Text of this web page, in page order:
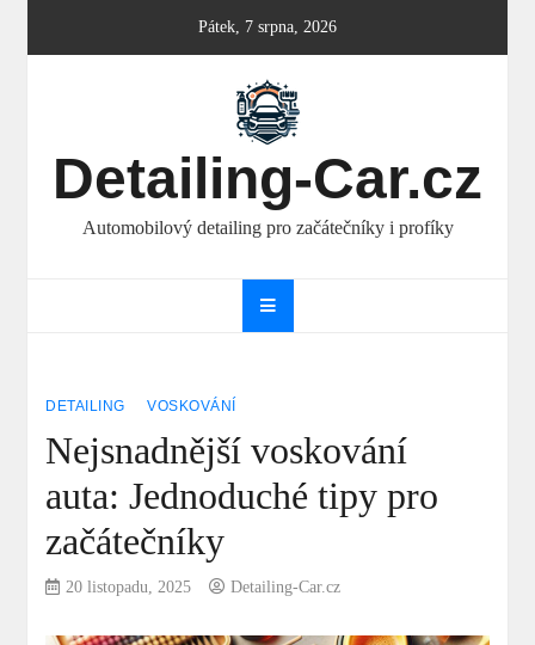
Pátek, 7 srpna, 2026
Detailing-Car.cz
Automobilový detailing pro začátečníky i profíky
DETAILING VOSKOVÁNÍ
Nejsnadnější voskování
auta: Jednoduché tipy pro
začátečníky
20 listopadu, 2025 Detailing-Car.cz